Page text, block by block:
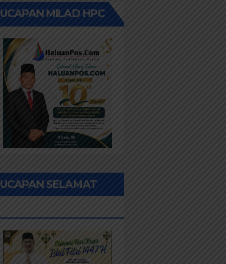
UCAPAN MILAD HPC
UCAPAN SELAMAT